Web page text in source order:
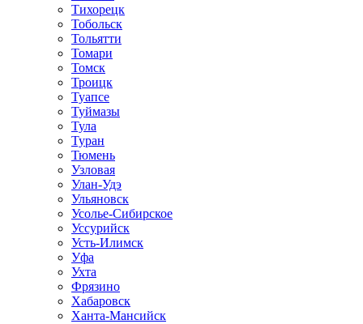
Тихорецк
Тобольск
Тольятти
Томари
Томск
Троицк
Туапсе
Туймазы
Тула
Туран
Тюмень
Узловая
Улан-Удэ
Ульяновск
Усолье-Сибирское
Уссурийск
Усть-Илимск
Уфа
Ухта
Фрязино
Хабаровск
Ханта-Мансийск